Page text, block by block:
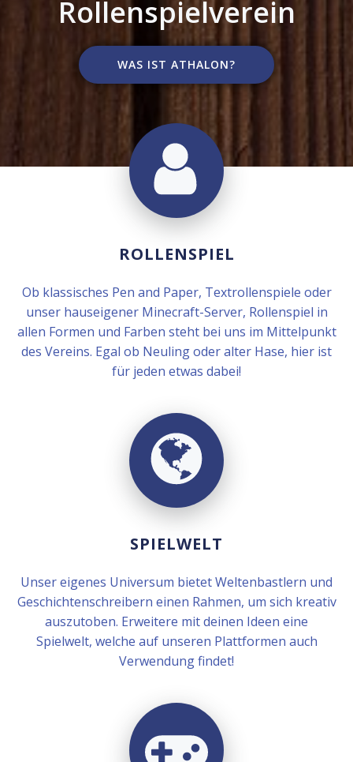
Rollenspielverein
WAS IST ATHALON?
ROLLENSPIEL
Ob klassisches Pen and Paper, Textrollenspiele oder
unser hauseigener Minecraft-Server, Rollenspiel in
allen Formen und Farben steht bei uns im Mittelpunkt
des Vereins. Egal ob Neuling oder alter Hase, hier ist
für jeden etwas dabei!
SPIELWELT
Unser eigenes Universum bietet Weltenbastlern und
Geschichtenschreibern einen Rahmen, um sich kreativ
auszutoben. Erweitere mit deinen Ideen eine
Spielwelt, welche auf unseren Plattformen auch
Verwendung findet!